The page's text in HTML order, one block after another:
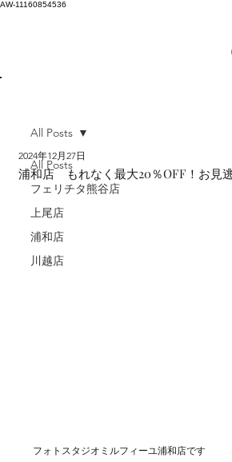
AW-11160854536
All Posts
フェリチタ熊谷店
上尾店
浦和店
川越店
All Posts
浦和店 もれなく最大20％OFF！お見
2024年12月27日
フォトスタジオミルフィーユ浦和店です